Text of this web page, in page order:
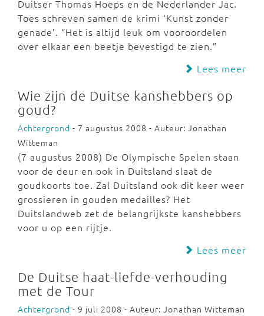
Duitser Thomas Hoeps en de Nederlander Jac.
Toes schreven samen de krimi ‘Kunst zonder
genade’. “Het is altijd leuk om vooroordelen
over elkaar een beetje bevestigd te zien.”
Lees meer
Wie zijn de Duitse kanshebbers op
goud?
Achtergrond - 7 augustus 2008 - Auteur: Jonathan
Witteman
(7 augustus 2008) De Olympische Spelen staan
voor de deur en ook in Duitsland slaat de
goudkoorts toe. Zal Duitsland ook dit keer weer
grossieren in gouden medailles? Het
Duitslandweb zet de belangrijkste kanshebbers
voor u op een rijtje.
Lees meer
De Duitse haat-liefde-verhouding
met de Tour
Achtergrond - 9 juli 2008 - Auteur: Jonathan Witteman